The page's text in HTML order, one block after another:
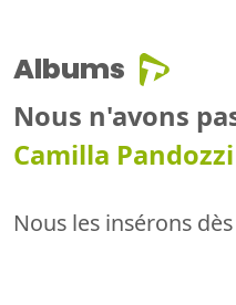
Albums
Nous n'avons
Camilla Pandozzi
Nous les insérons